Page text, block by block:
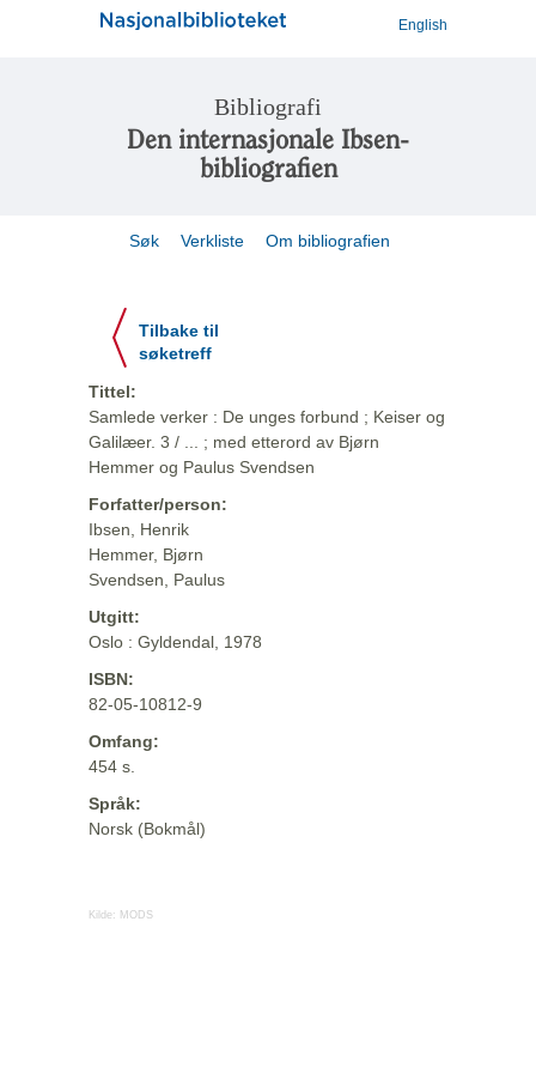
English
Bibliografi
Den internasjonale Ibsen-
bibliografien
Søk Verkliste Om bibliografien
Tilbake til
søketreff
Tittel:
Samlede verker : De unges forbund ; Keiser og
Galilæer. 3 / ... ; med etterord av Bjørn
Hemmer og Paulus Svendsen
Forfatter/person:
Ibsen, Henrik
Hemmer, Bjørn
Svendsen, Paulus
Utgitt:
Oslo : Gyldendal, 1978
ISBN:
82-05-10812-9
Omfang:
454 s.
Språk:
Norsk (Bokmål)
Kilde: MODS